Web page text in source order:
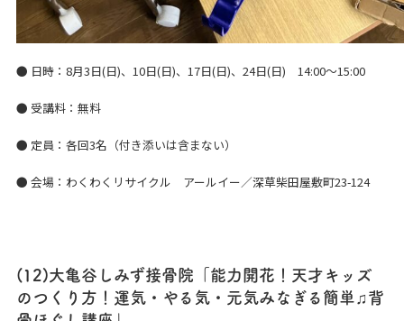
● 日時：8月3日(日)、10日(日)、17日(日)、24日(日) 14:00～15:00
● 受講料：無料
● 定員：各回3名（付き添いは含まない）
● 会場：わくわくリサイクル アールイー／深草柴田屋敷町23-124
(12)大亀谷しみず接骨院「能力開花！天才キッズ
のつくり方！運気・やる気・元気みなぎる簡単♫背